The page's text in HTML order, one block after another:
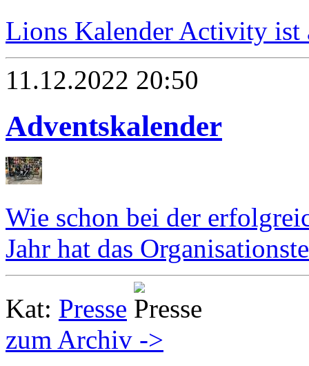
Lions Kalender Activity
11.12.2022 20:50
Adventskalender
Wie schon bei der
Jahr hat das
Kat: Presse
zum Archiv ->